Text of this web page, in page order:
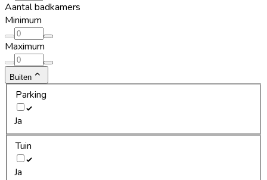
Aantal badkamers
Minimum
Maximum
Buiten
Parking
Ja
Tuin
Ja